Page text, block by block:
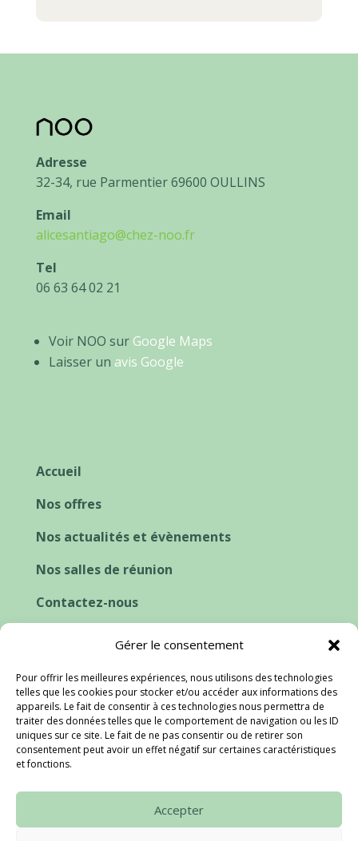
Gérer le consentement
Pour offrir les meilleures expériences, nous utilisons des technologies
telles que les cookies pour stocker et/ou accéder aux informations des
appareils. Le fait de consentir à ces technologies nous permettra de
traiter des données telles que le comportement de navigation ou les ID
uniques sur ce site. Le fait de ne pas consentir ou de retirer son
consentement peut avoir un effet négatif sur certaines caractéristiques
et fonctions.
Accepter
Adresse
32-34, rue Parmentier 69600 OULLINS
Email
alicesantiago@chez-noo.fr
Tel
06 63 64 02 21
Voir NOO sur Google Maps
Laisser un avis Google
Accueil
Nos offres
Nos actualités et évènements
Nos salles de réunion
Contactez-nous